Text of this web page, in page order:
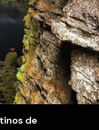
de